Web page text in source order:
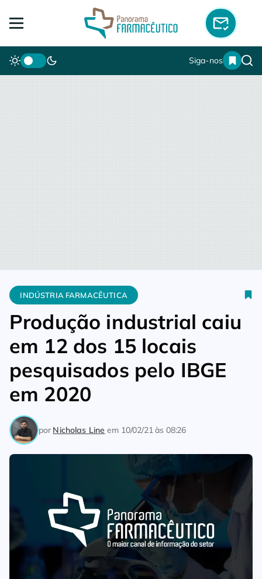
Siga-nos
Home Indústria Farmacêutica Produção industrial caiu em 12
INDÚSTRIA FARMACÊUTICA
Produção industrial caiu
em 12 dos 15 locais
pesquisados pelo IBGE
em 2020
por Nicholas Line em 10/02/21 às 08:26